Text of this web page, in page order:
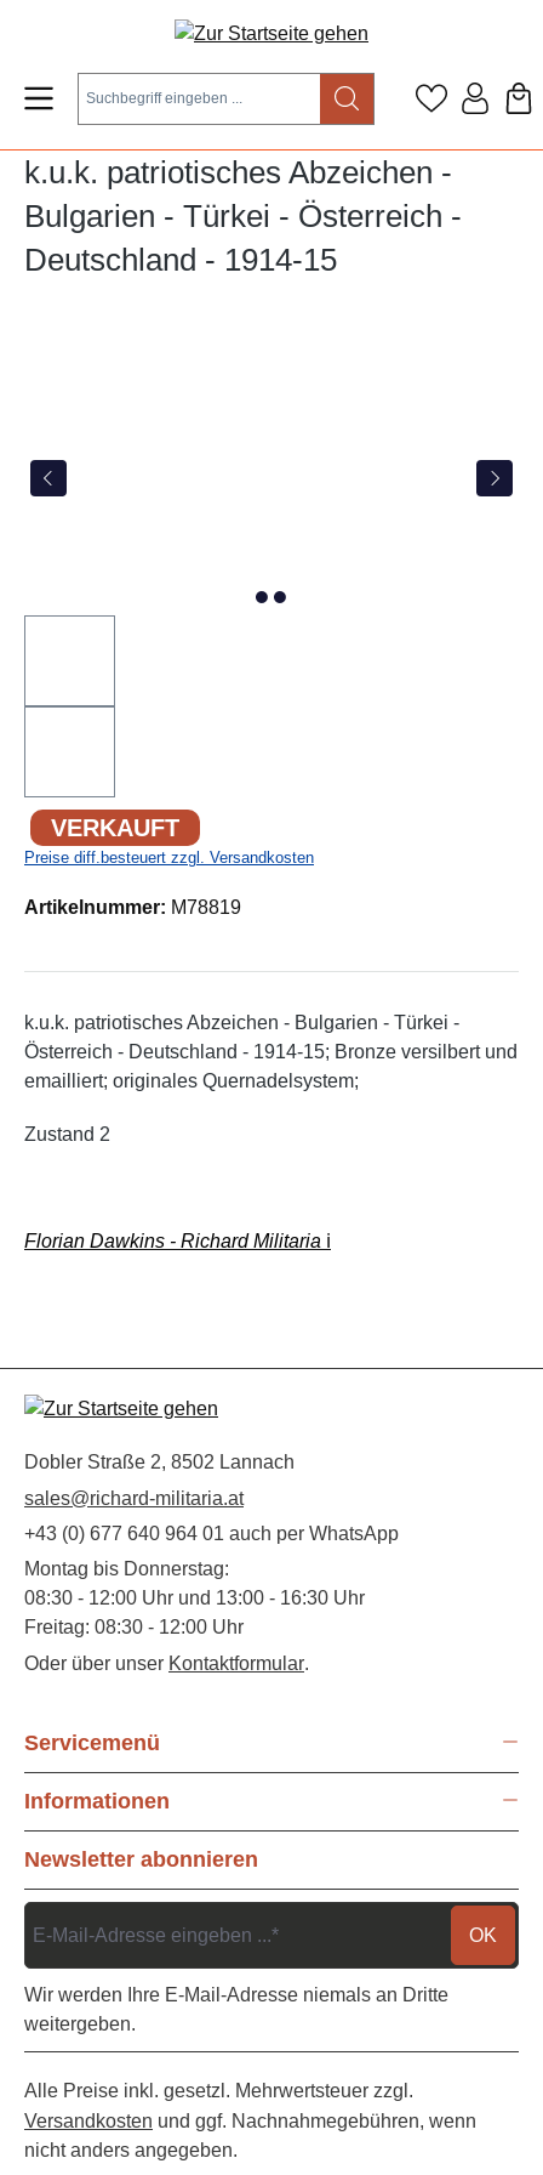
Zum Hauptinhalt springen
k.u.k. patriotisches Abzeichen -
Bulgarien - Türkei - Österreich -
Deutschland - 1914-15
VERKAUFT
Preise diff.besteuert zzgl. Versandkosten
Artikelnummer: M78819
k.u.k. patriotisches Abzeichen - Bulgarien - Türkei -
Österreich - Deutschland - 1914-15; Bronze versilbert und
emailliert; originales Quernadelsystem;
Zustand 2
Florian Dawkins - Richard Militaria ℹ️
Dobler Straße 2, 8502 Lannach
sales@richard-militaria.at
+43 (0) 677 640 964 01 auch per WhatsApp
Montag bis Donnerstag:
08:30 - 12:00 Uhr und 13:00 - 16:30 Uhr
Freitag: 08:30 - 12:00 Uhr
Oder über unser Kontaktformular.
Servicemenü
Informationen
Newsletter abonnieren
OK
Wir werden Ihre E-Mail-Adresse niemals an Dritte
weitergeben.
Alle Preise inkl. gesetzl. Mehrwertsteuer zzgl.
Versandkosten und ggf. Nachnahmegebühren, wenn
nicht anders angegeben.